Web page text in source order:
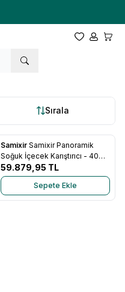
Favorilerim
Hesabım
Sırala
Favorilere Ekle
Samixir Samixir Panoramik
Soğuk İçecek Karıştırıcı - 40
Litre (Dijital)
59.879,95 TL
Sepete Ekle